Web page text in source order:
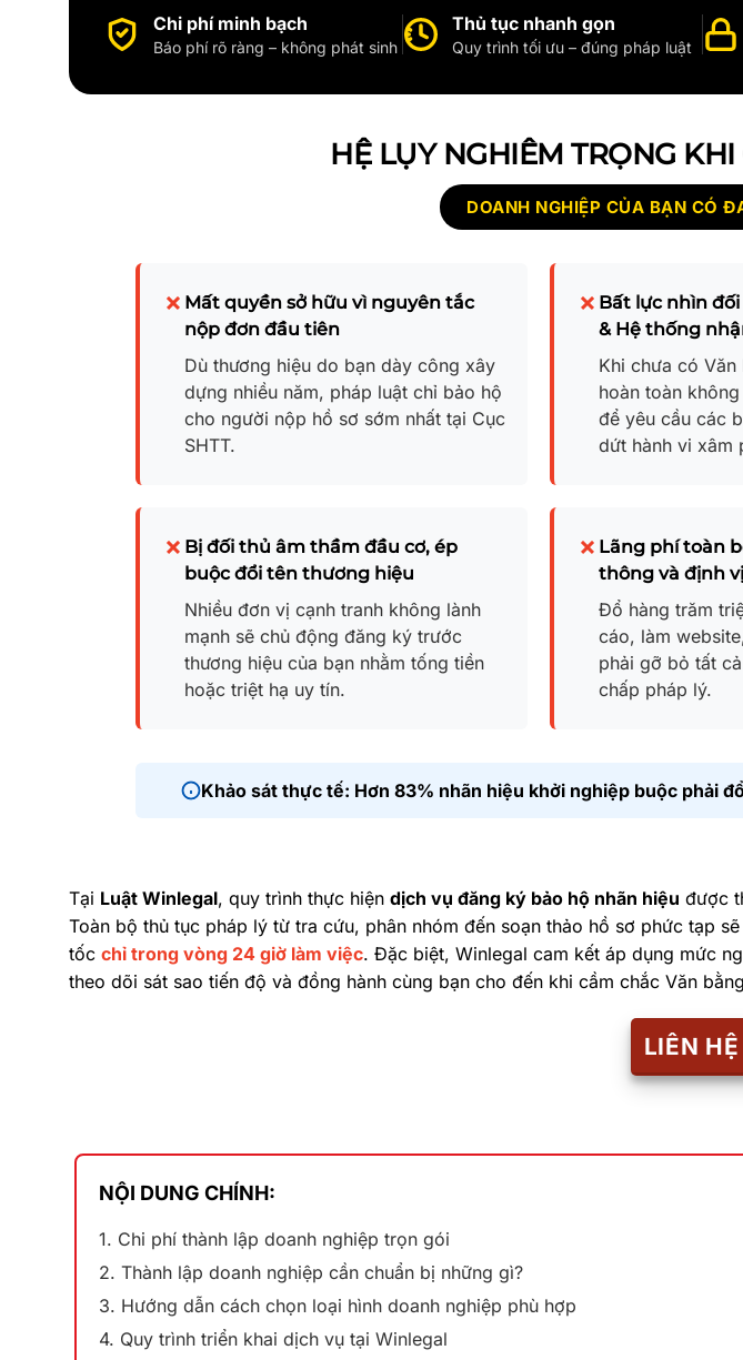
Chi phí minh bạch
Báo phí rõ ràng – không phát sinh
Thủ tục nhanh gọn
Quy trình tối ưu – đúng pháp luật
HỆ LỤY NGHIÊM TRỌNG
DOANH NGHIỆP CỦA BẠN CÓ
Mất quyền sở hữu vì nguyên tắc
nộp đơn đầu tiên
Dù thương hiệu do bạn dày công xây
dựng nhiều năm, pháp luật chỉ bảo hộ
cho người nộp hồ sơ sớm nhất tại Cục
SHTT.
Bất lực nhìn
& Hệ thống
Khi chưa có
hoàn toàn
để yêu cầu các
dứt hành vi xâm
Bị đối thủ âm thầm đầu cơ, ép
buộc đổi tên thương hiệu
Nhiều đơn vị cạnh tranh không lành
mạnh sẽ chủ động đăng ký trước
thương hiệu của bạn nhằm tống tiền
hoặc triệt hạ uy tín.
Lãng phí toàn
thông và định vị
Đổ hàng trăm
cáo, làm
phải gỡ bỏ tất
chấp pháp lý.
Khảo sát thực tế: Hơn 83% nhãn hiệu khởi nghiệp buộc phải
Tại Luật Winlegal, quy trình thực hiện dịch vụ đăng ký bảo hộ nhãn hiệu được
Toàn bộ thủ tục pháp lý từ tra cứu, phân nhóm đến soạn thảo hồ sơ phức tạp
tốc chỉ trong vòng 24 giờ làm việc. Đặc biệt, Winlegal cam kết áp dụng mức
theo dõi sát sao tiến độ và đồng hành cùng bạn cho đến khi cầm chắc Văn
LIÊN
NỘI DUNG CHÍNH:
1. Chi phí thành lập doanh nghiệp trọn gói
2. Thành lập doanh nghiệp cần chuẩn bị những gì?
3. Hướng dẫn cách chọn loại hình doanh nghiệp phù hợp
4. Quy trình triển khai dịch vụ tại Winlegal